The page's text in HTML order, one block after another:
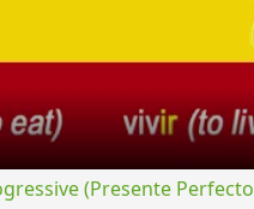
(Presente